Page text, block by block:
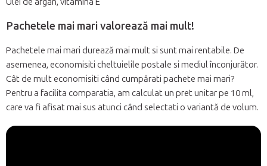
Pachetele mai mari valorează mai mult!
Pachetele mai mari durează mai mult si sunt mai rentabile. De
asemenea, economisiti cheltuielile postale si mediul înconjurător.
Cât de mult economisiti când cumpărati pachete mai mari?
Pentru a facilita comparatia, am calculat un pret unitar pe 10 ml,
care va fi afisat mai sus atunci când selectati o variantă de volum.